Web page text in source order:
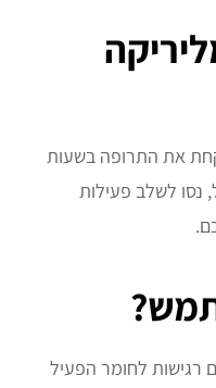
את התרופה בשעות
לשלב פעילות
לחומר הפעיל